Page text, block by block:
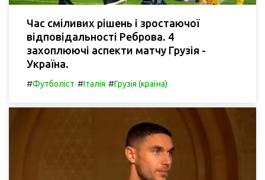
Час сміливих рішень і зростаючої
відповідальності Реброва. 4
захоплюючі аспекти матчу Грузія -
Україна.
#Футболіст #Італія #Грузія (країна)